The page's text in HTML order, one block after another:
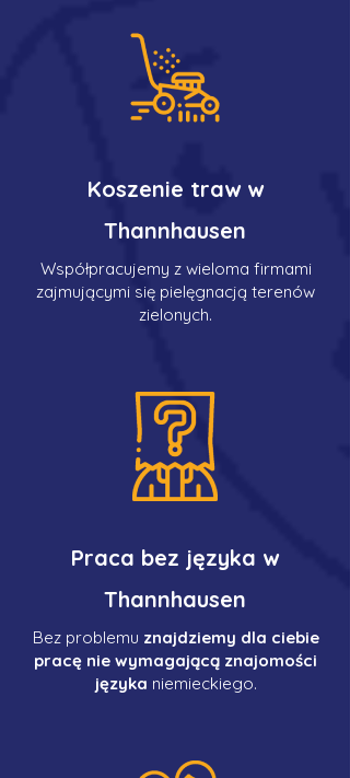
Koszenie traw w
Thannhausen
Współpracujemy z wieloma firmami
zajmującymi się pielęgnacją terenów
zielonych.
Praca bez języka w
Thannhausen
Bez problemu znajdziemy dla ciebie
pracę nie wymagającą znajomości
języka niemieckiego.